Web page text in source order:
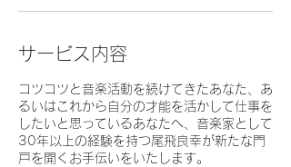
サービス内容
コツコツと音楽活動を続けてきたあなた、あ
るいはこれから自分の才能を活かして仕事を
したいと思っているあなたへ、音楽家として
30年以上の経験を持つ尾飛良幸が新たな門
戸を開くお手伝いをいたします。